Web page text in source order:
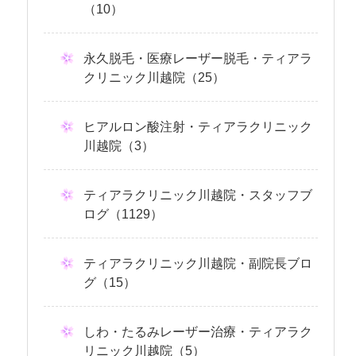
（10）
永久脱毛・医療レーザー脱毛・ティアラ
クリニック川越院（25）
ヒアルロン酸注射・ティアラクリニック
川越院（3）
ティアラクリニック川越院・スタッフブ
ログ（1129）
ティアラクリニック川越院・副院長ブロ
グ（15）
しわ・たるみレーザー治療・ティアラク
リニック川越院（5）